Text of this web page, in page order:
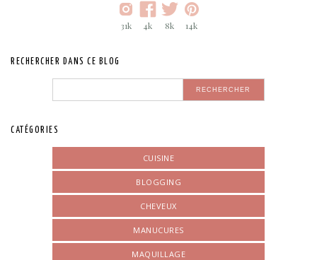
31k 4k 8k 14k
RECHERCHER DANS CE BLOG
CATÉGORIES
CUISINE
BLOGGING
CHEVEUX
MANUCURES
MAQUILLAGE